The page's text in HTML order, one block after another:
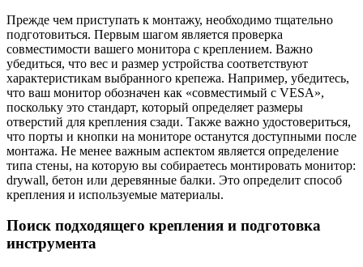
Прежде чем приступать к монтажу, необходимо тщательно
подготовиться. Первым шагом является проверка
совместимости вашего монитора с креплением. Важно
убедиться, что вес и размер устройства соответствуют
характеристикам выбранного крепежа. Например, убедитесь,
что ваш монитор обозначен как «совместимый с VESA»,
поскольку это стандарт, который определяет размеры
отверстий для крепления сзади. Также важно удостовериться,
что порты и кнопки на мониторе останутся доступными после
монтажа. Не менее важным аспектом является определение
типа стены, на которую вы собираетесь монтировать монитор:
drywall, бетон или деревянные балки. Это определит способ
крепления и используемые материалы.
Поиск подходящего крепления и подготовка
инструмента